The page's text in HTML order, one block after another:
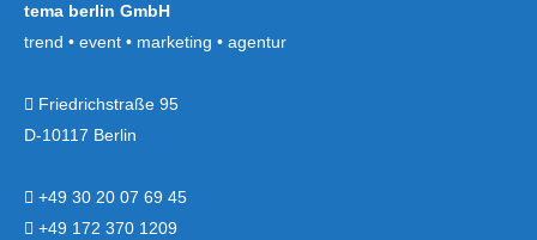
tema berlin GmbH
trend • event • marketing • agentur
Friedrichstraße 95
D-10117 Berlin
+49 30 20 07 69 45
+49 172 370 1209